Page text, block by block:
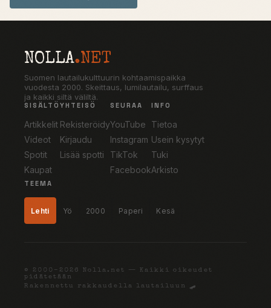
NOLLA.NET
Suomen lautailukulttuurin kohtaamispaikka
vuodesta 2000. Skeittaus, lumilautailu, surffaus
ja kaikki siltä väliltä.
SISÄLTÖ
Artikkelit
Videot
Spotit
Kaupat
YHTEISÖ
Rekisteröidy
Kirjaudu
Lisää spotti
SEURAA
YouTube
Instagram
TikTok
Facebook
INFO
Tietoa
Usein kysytyt
Tuki
Arkisto
TEEMA
Lehti Yö 2000 Paperi Kesä
© 2000–2026 Nolla.net — Kaikki oikeudet
pidätetään
Rakennettu rakkaudella lautailuun 🛹